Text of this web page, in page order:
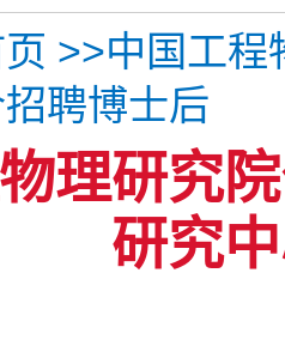
>>中国工程
聘博士后
理研究
研究